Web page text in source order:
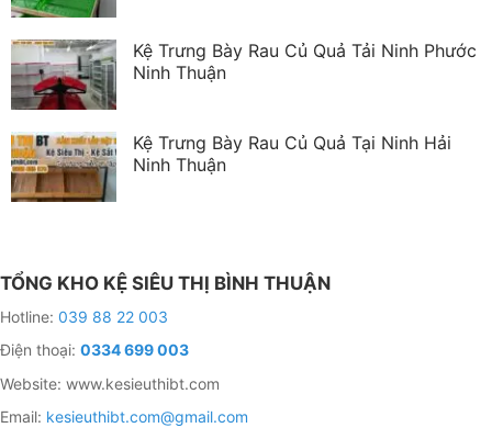
Kệ Trưng Bày Rau Củ Quả Tải Ninh Phước
Ninh Thuận
Kệ Trưng Bày Rau Củ Quả Tại Ninh Hải
Ninh Thuận
TỔNG KHO KỆ SIÊU THỊ BÌNH THUẬN
Hotline: 039 88 22 003
Điện thoại: 0334 699 003
Website: www.kesieuthibt.com
Email: kesieuthibt.com@gmail.com